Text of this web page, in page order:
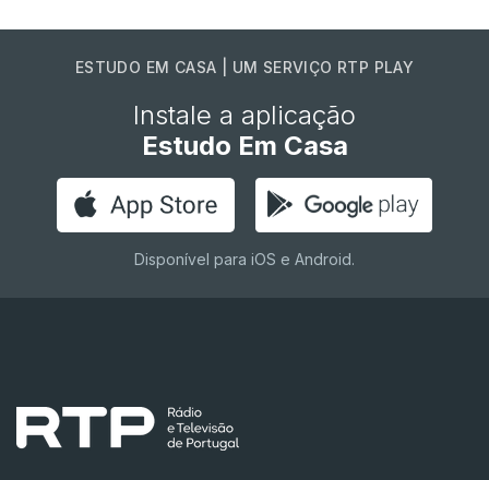
ESTUDO EM CASA | UM SERVIÇO RTP PLAY
Instale a aplicação
Estudo Em Casa
Disponível para iOS e Android.